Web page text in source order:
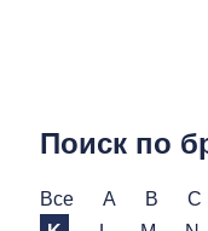
Поиск по
Все A B C